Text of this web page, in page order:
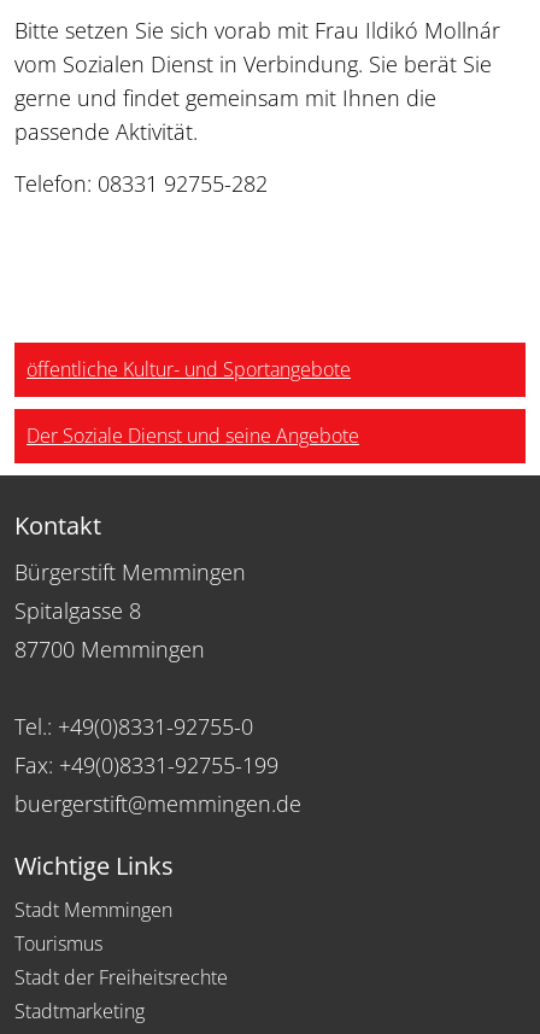
Bitte setzen Sie sich vorab mit Frau Ildikó Mollnár
vom Sozialen Dienst in Verbindung. Sie berät Sie
gerne und findet gemeinsam mit Ihnen die
passende Aktivität.
Telefon: 08331 92755-282
öffentliche Kultur- und Sportangebote
Der Soziale Dienst und seine Angebote
Kontakt
Bürgerstift Memmingen
Spitalgasse 8
87700 Memmingen
Tel.: +49(0)8331-92755-0
Fax: +49(0)8331-92755-199
buergerstift@memmingen.de
Wichtige Links
Stadt Memmingen
Tourismus
Stadt der Freiheitsrechte
Stadtmarketing